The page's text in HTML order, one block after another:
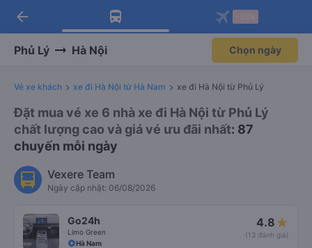
Tải app Vexere ngay!
Nhận ưu đãi thành viên độc
Mở app
Tải app Vexere
-30k/ghế khi đặt vé máy bay qua
Mở app
arrow_back
Phủ Lý Hà Nội Chọn ngày
Vé xe khách xe đi Hà Nội từ Hà Nam xe đi Hà Nội từ Phủ Lý
Đặt mua vé xe 6 nhà xe đi Hà Nội từ Phủ Lý
chất lượng cao và giá vé ưu đãi nhất: 87
chuyến mỗi ngày
Vexere Team
Ngày cập nhật: 06/08/2026
Go24h
Limo Green
4.8
(13 đánh giá)
Hà Nam